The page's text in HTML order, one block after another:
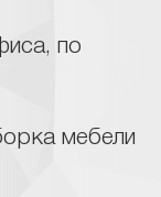
по
мебели